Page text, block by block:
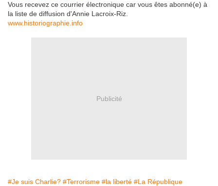
Vous recevez ce courrier électronique car vous êtes abonné(e) à
la liste de diffusion d'Annie Lacroix-Riz.
www.historiographie.info
Publicité
#Je suis Charlie? #Terrorisme #la liberté #La République